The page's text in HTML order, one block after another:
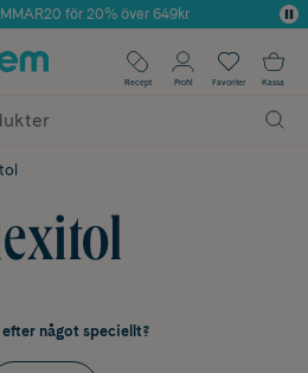
2025 inom Skönhet
för 20% över 649kr
✓ Fri frakt
på alla köp*
Recept Profil Favoriter Kassa
efter något speciellt?